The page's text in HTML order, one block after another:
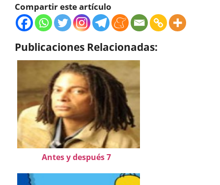
Compartir este artículo
Publicaciones Relacionadas:
Antes y después 7